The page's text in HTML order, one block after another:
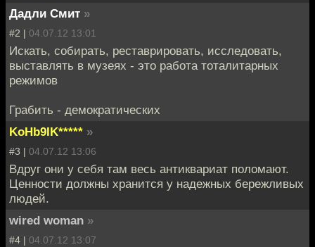
Дадли Смит »
#2 | 04.07.12 13:01
Искать, собирать, реставрировать, исследовать,
выставлять в музеях - это работа тоталитарных
режимов
Грабить - демократических
KoHb9IK***** »
#3 | 04.07.12 13:06
Вдруг они у себя там весь антиквариат поломают.
Ценности должны хранится у надежных бережливых
людей.
wired woman »
#4 | 04.07.12 13:07